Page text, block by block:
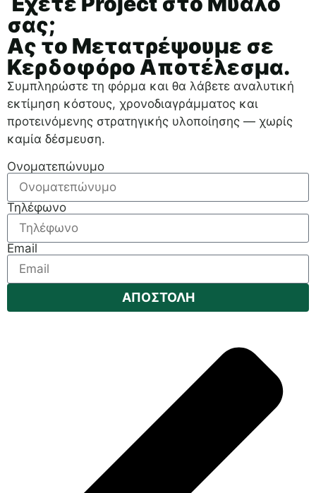
σας;
Ας το Μετατρέψουμε σε
Κερδοφόρο Αποτέλεσμα.
Συμπληρώστε τη φόρμα και θα λάβετε αναλυτική
εκτίμηση κόστους, χρονοδιαγράμματος και
προτεινόμενης στρατηγικής υλοποίησης — χωρίς
καμία δέσμευση.
Ονοματεπώνυμο
Τηλέφωνο
Email
ΑΠΟΣΤΟΛΗ